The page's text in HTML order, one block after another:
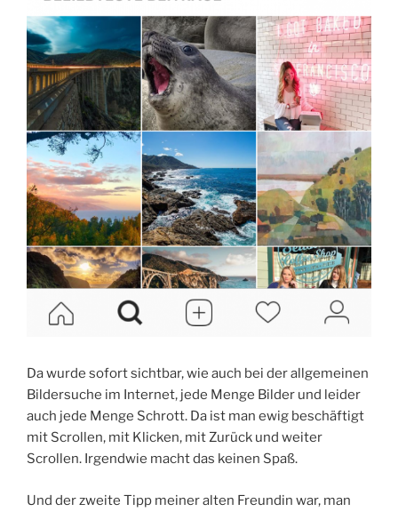
Da wurde sofort sichtbar, wie auch bei der allgemeinen
Bildersuche im Internet, jede Menge Bilder und leider
auch jede Menge Schrott. Da ist man ewig beschäftigt
mit Scrollen, mit Klicken, mit Zurück und weiter
Scrollen. Irgendwie macht das keinen Spaß.
Und der zweite Tipp meiner alten Freundin war, man